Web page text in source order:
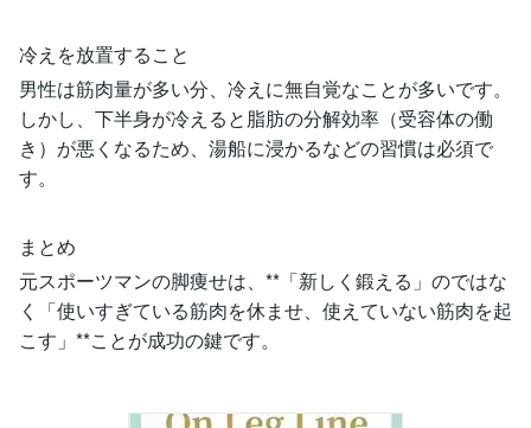
冷えを放置すること
男性は筋肉量が多い分、冷えに無自覚なことが多いです。
しかし、下半身が冷えると脂肪の分解効率（受容体の働
き）が悪くなるため、湯船に浸かるなどの習慣は必須で
す。
まとめ
元スポーツマンの脚痩せは、**「新しく鍛える」のではな
く「使いすぎている筋肉を休ませ、使えていない筋肉を起
こす」**ことが成功の鍵です。